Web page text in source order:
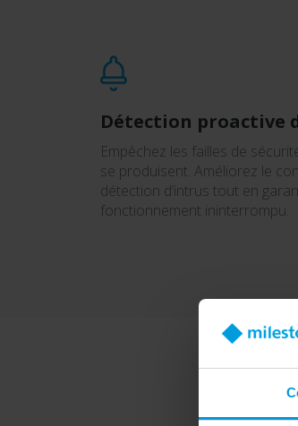
Détection proactive
Empêchez les failles de
se produisent. Améliorez le
détection d’intrus tout en
fonctionnement ininterrompu.